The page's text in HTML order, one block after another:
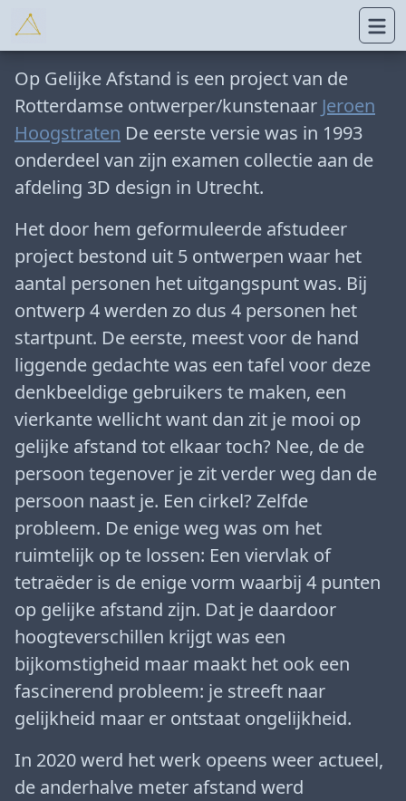
Op Gelijke Afstand is een project van de
Rotterdamse ontwerper/kunstenaar Jeroen
Hoogstraten De eerste versie was in 1993
onderdeel van zijn examen collectie aan de
afdeling 3D design in Utrecht.
Het door hem geformuleerde afstudeer
project bestond uit 5 ontwerpen waar het
aantal personen het uitgangspunt was. Bij
ontwerp 4 werden zo dus 4 personen het
startpunt. De eerste, meest voor de hand
liggende gedachte was een tafel voor deze
denkbeeldige gebruikers te maken, een
vierkante wellicht want dan zit je mooi op
gelijke afstand tot elkaar toch? Nee, de de
persoon tegenover je zit verder weg dan de
persoon naast je. Een cirkel? Zelfde
probleem. De enige weg was om het
ruimtelijk op te lossen: Een viervlak of
tetraëder is de enige vorm waarbij 4 punten
op gelijke afstand zijn. Dat je daardoor
hoogteverschillen krijgt was een
bijkomstigheid maar maakt het ook een
fascinerend probleem: je streeft naar
gelijkheid maar er ontstaat ongelijkheid.
In 2020 werd het werk opeens weer actueel,
de anderhalve meter afstand werd